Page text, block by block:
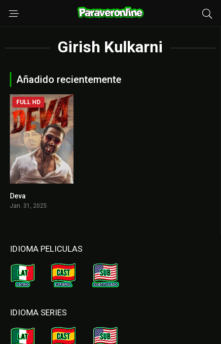
Girish Kulkarni
Añadido recientemente
FULL HD
Deva
Jan. 31, 2025
IDIOMA PELICULAS
IDIOMA SERIES